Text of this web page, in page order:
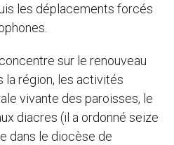
les déplacements forcés
sur le renouveau
la région, les activités
vivante des paroisses, le
diacres (il a ordonné seize
dans le diocèse de